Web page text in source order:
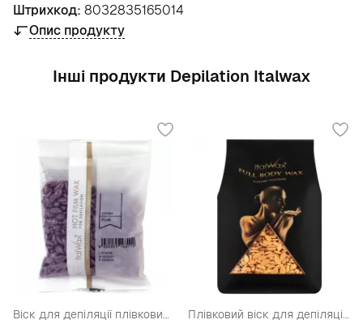
Штрихкод: 8032835165014
Опис продукту
Інші продукти Depilation Italwax
Віск для депіляції плівковий у гранулах "Слива" Плівковий віск для депіляції Преміум-Класу, у гранулах